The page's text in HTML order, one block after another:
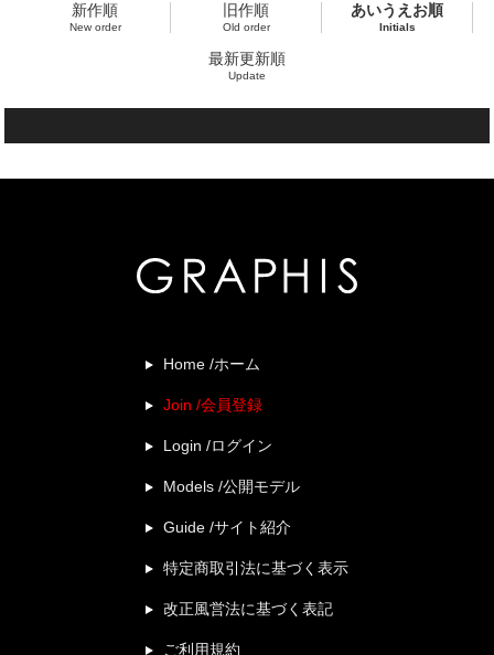
新作順
New order
旧作順
Old order
あいうえお順
Initials
最新更新順
Update
Home /ホーム
Join /会員登録
Login /ログイン
Models /公開モデル
Guide /サイト紹介
特定商取引法に基づく表示
改正風営法に基づく表記
ご利用規約